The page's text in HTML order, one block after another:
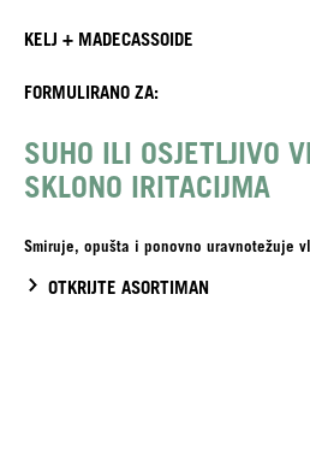
KELJ + MADECASSOIDE
FORMULIRANO ZA:
SUHO ILI OSJETLJIVO
SKLONO IRITACIJMA
Smiruje, opušta i ponovno uravnotežuje
OTKRIJTE ASORTIMAN